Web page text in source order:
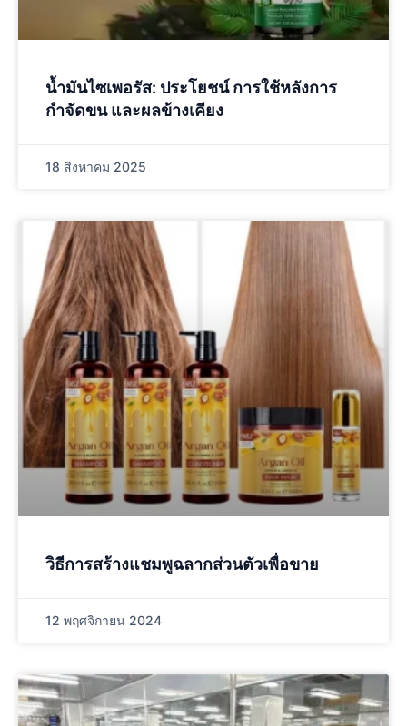
น้ำมันไซเพอรัส: ประโยชน์ การใช้หลังการ
กำจัดขน และผลข้างเคียง
18 สิงหาคม 2025
วิธีการสร้างแชมพูฉลากส่วนตัวเพื่อขาย
12 พฤศจิกายน 2024